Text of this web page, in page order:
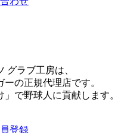
グラブ工房は、
の正規代理店です。
」で野球人に貢献します。